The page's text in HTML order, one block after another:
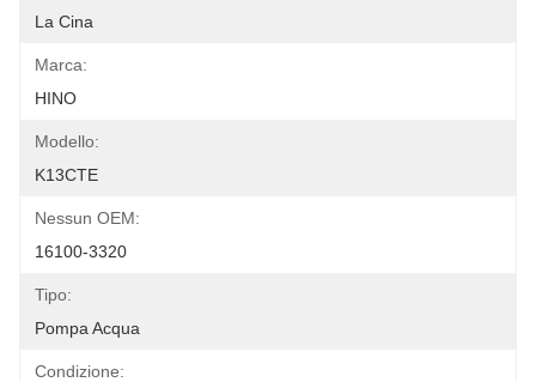
La Cina
Marca:
HINO
Modello:
K13CTE
Nessun OEM:
16100-3320
Tipo:
Pompa Acqua
Condizione: